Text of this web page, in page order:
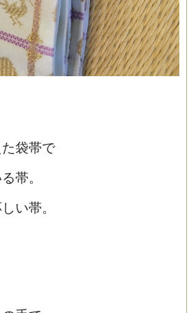
袋帯で
帯。
い帯。